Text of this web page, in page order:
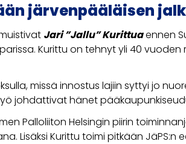
järvenpääläisen
Jari ”Jallu” Kurittuaennen
Kurittu on tehnyt yli 40
missä innostus lajiin syttyi jo
johdattivat hänet
Palloliiton Helsingin piirin
Lisäksi Kurittu toimi pitkään